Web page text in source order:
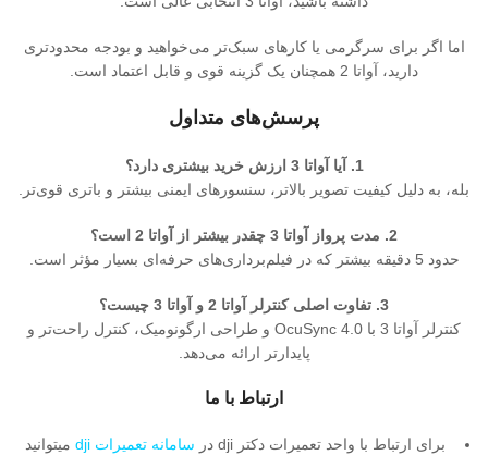
اما اگر برای سرگرمی یا کارهای سبک‌تر می‌خواهید و بودجه محدودتری
دارید، آواتا 2 همچنان یک گزینه قوی و قابل اعتماد است.
پرسش‌های متداول
1. آیا آواتا 3 ارزش خرید بیشتری دارد؟
بله، به دلیل کیفیت تصویر بالاتر، سنسورهای ایمنی بیشتر و باتری قوی‌تر.
2. مدت پرواز آواتا 3 چقدر بیشتر از آواتا 2 است؟
حدود 5 دقیقه بیشتر که در فیلم‌برداری‌های حرفه‌ای بسیار مؤثر است.
3. تفاوت اصلی کنترلر آواتا 2 و آواتا 3 چیست؟
کنترلر آواتا 3 با OcuSync 4.0 و طراحی ارگونومیک، کنترل راحت‌تر و
پایدارتر ارائه می‌دهد.
ارتباط با ما
برای ارتباط با واحد تعمیرات دکتر dji در سامانه تعمیرات dji
میتوانید